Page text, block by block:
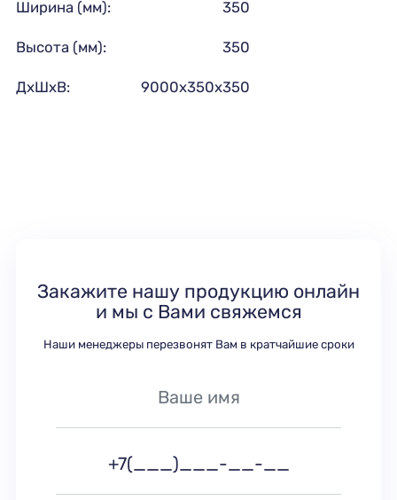
Ширина (мм): 350
Высота (мм): 350
ДхШхВ: 9000х350х350
Закажите нашу продукцию онлайн
и мы с Вами свяжемся
Наши менеджеры перезвонят Вам в кратчайшие сроки